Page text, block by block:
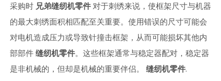
采购时 兄弟缝纫机零件对于刺绣来说，使框架尺寸与机器
的最大刺绣面积相匹配至关重要。使用错误的尺寸可能会
对电机造成压力或导致针撞击框架，从而可能损坏其他内
部部件缝纫机零件。这些框架通常与稳定器配对，稳定器
是非机械的，但却是机械的重要伴侣。 缝纫机零件.